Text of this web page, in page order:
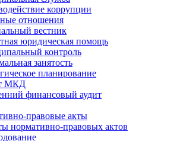
коррупции
отношения
вестник
юридическая помощь
контроль
занятость
планирование
МКД
финансовый аудит
правовые акты
нормативно-правовых актов